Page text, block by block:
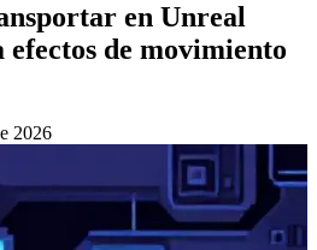
en Unreal
de movimiento
2026